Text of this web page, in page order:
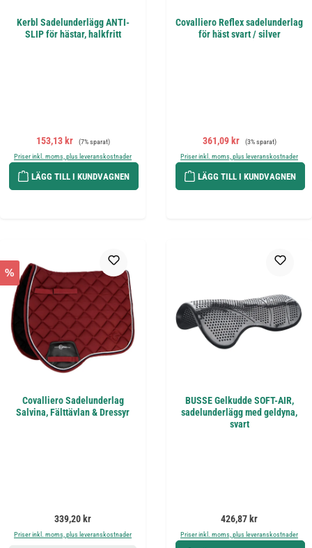
Kerbl Sadelunderlägg ANTI-
SLIP för hästar, halkfritt
Försäljningspris:
153,13 kr Ordinarie pris:
(7% sparat)
Priser inkl. moms, plus leveranskostnader
LÄGG TILL I KUNDVAGNEN
Covalliero Reflex sadelunderlag
för häst svart / silver
Försäljningspris:
361,09 kr Ordinarie pris:
(3% sparat)
Priser inkl. moms, plus leveranskostnader
LÄGG TILL I KUNDVAGNEN
%
Covalliero Sadelunderlag
Salvina, Fälttävlan & Dressyr
Ordinarie pris:
339,20 kr
Priser inkl. moms, plus leveranskostnader
BUSSE Gelkudde SOFT-AIR,
sadelunderlägg med geldyna,
svart
Ordinarie pris:
426,87 kr
Priser inkl. moms, plus leveranskostnader